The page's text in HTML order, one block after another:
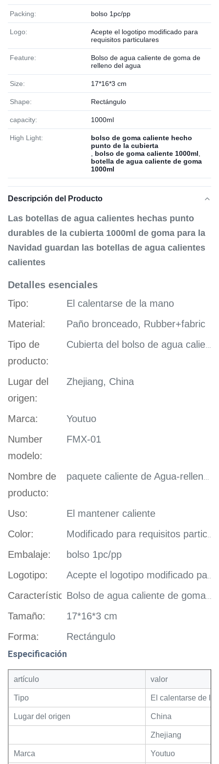
Packing: bolso 1pc/pp
Logo:
Acepte el logotipo modificado para
requisitos particulares
Feature:
Bolso de agua caliente de goma de
relleno del agua
Size: 17*16*3 cm
Shape: Rectángulo
capacity: 1000ml
High Light:
bolso de goma caliente hecho
punto de la cubierta
bolso de goma caliente 1000ml
botella de agua caliente de goma
1000ml
Descripción del Producto
Las botellas de agua calientes hechas punto
durables de la cubierta 1000ml de goma para la
Navidad guardan las botellas de agua calientes
calientes
Detalles esenciales
Tipo:
El calentarse de la mano
Material:
Paño bronceado, Rubber+fabric
Tipo de
producto:
Cubierta del bolso de agua caliente
Lugar del
origen:
Zhejiang, China
Marca:
Youtuo
Number
modelo:
FMX-01
Nombre de
producto:
paquete caliente de Agua-relleno del calor del silicón del bolso caliente de goma de la botella de agua caliente
Uso:
El mantener caliente
Color:
Modificado para requisitos particulares
Embalaje:
bolso 1pc/pp
Logotipo:
Acepte el logotipo modificado para requisitos particulares
Característica: Bolso de agua caliente de goma de relleno del agua
Tamaño:
17*16*3 cm
Forma:
Rectángulo
Especificación
artículo valor
Tipo El calentarse de la
Lugar del origen China
Zhejiang
Marca Youtuo